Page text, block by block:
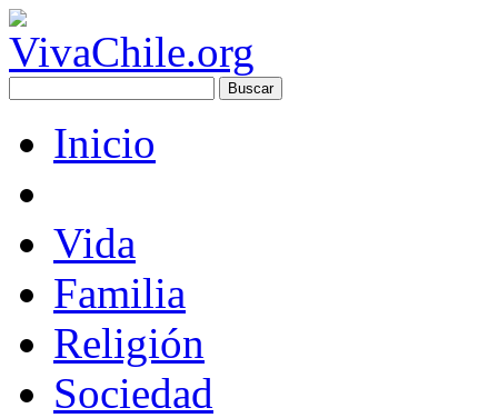
Inicio
Vida
Familia
Religión
Sociedad